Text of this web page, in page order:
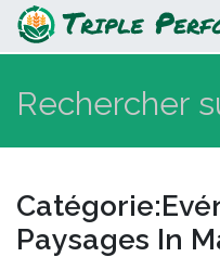
Evénement :
2021
Catégorie:
Paysages In